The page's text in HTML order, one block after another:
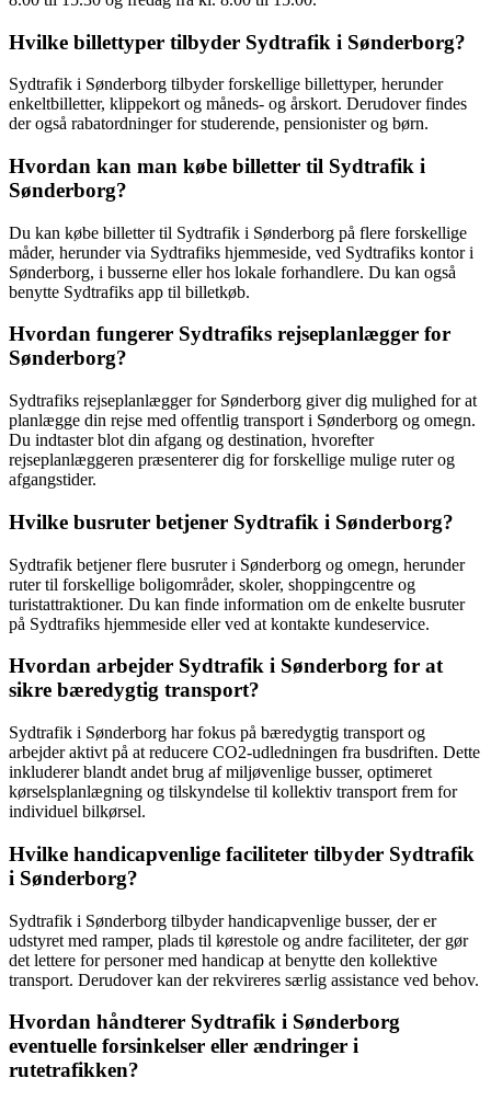
Hvilke billettyper tilbyder Sydtrafik i Sønderborg?
Sydtrafik i Sønderborg tilbyder forskellige billettyper, herunder
enkeltbilletter, klippekort og måneds- og årskort. Derudover findes
der også rabatordninger for studerende, pensionister og børn.
Hvordan kan man købe billetter til Sydtrafik i
Sønderborg?
Du kan købe billetter til Sydtrafik i Sønderborg på flere forskellige
måder, herunder via Sydtrafiks hjemmeside, ved Sydtrafiks kontor i
Sønderborg, i busserne eller hos lokale forhandlere. Du kan også
benytte Sydtrafiks app til billetkøb.
Hvordan fungerer Sydtrafiks rejseplanlægger for
Sønderborg?
Sydtrafiks rejseplanlægger for Sønderborg giver dig mulighed for at
planlægge din rejse med offentlig transport i Sønderborg og omegn.
Du indtaster blot din afgang og destination, hvorefter
rejseplanlæggeren præsenterer dig for forskellige mulige ruter og
afgangstider.
Hvilke busruter betjener Sydtrafik i Sønderborg?
Sydtrafik betjener flere busruter i Sønderborg og omegn, herunder
ruter til forskellige boligområder, skoler, shoppingcentre og
turistattraktioner. Du kan finde information om de enkelte busruter
på Sydtrafiks hjemmeside eller ved at kontakte kundeservice.
Hvordan arbejder Sydtrafik i Sønderborg for at
sikre bæredygtig transport?
Sydtrafik i Sønderborg har fokus på bæredygtig transport og
arbejder aktivt på at reducere CO2-udledningen fra busdriften. Dette
inkluderer blandt andet brug af miljøvenlige busser, optimeret
kørselsplanlægning og tilskyndelse til kollektiv transport frem for
individuel bilkørsel.
Hvilke handicapvenlige faciliteter tilbyder Sydtrafik
i Sønderborg?
Sydtrafik i Sønderborg tilbyder handicapvenlige busser, der er
udstyret med ramper, plads til kørestole og andre faciliteter, der gør
det lettere for personer med handicap at benytte den kollektive
transport. Derudover kan der rekvireres særlig assistance ved behov.
Hvordan håndterer Sydtrafik i Sønderborg
eventuelle forsinkelser eller ændringer i
rutetrafikken?